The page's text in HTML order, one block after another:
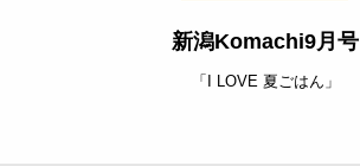
新潟Komachi9月号
「I LOVE 夏ごはん」